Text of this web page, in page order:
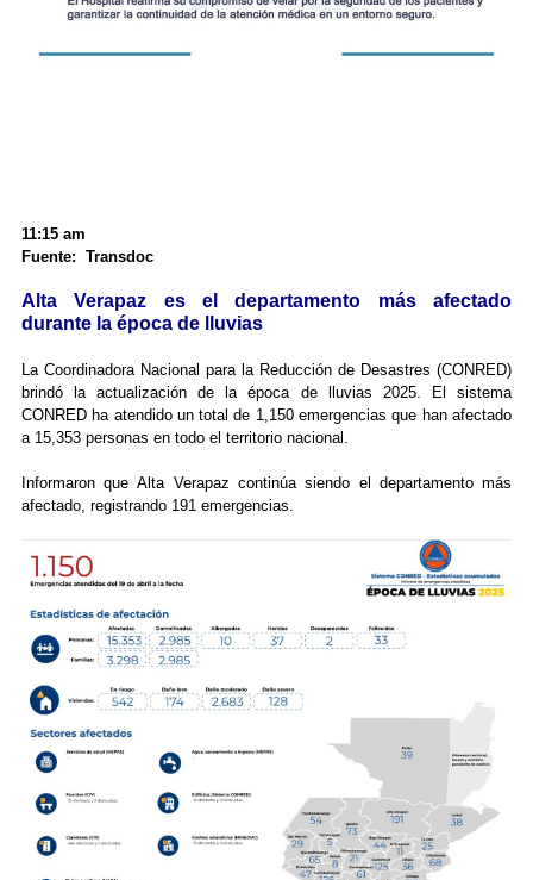
11:15 am
Fuente: Transdoc
Alta Verapaz es el departamento más afectado
durante la época de lluvias
La Coordinadora Nacional para la Reducción de Desastres (CONRED)
brindó la actualización de la época de lluvias 2025. El sistema
CONRED ha atendido un total de 1,150 emergencias que han afectado
a 15,353 personas en todo el territorio nacional.
Informaron que Alta Verapaz continúa siendo el departamento más
afectado, registrando 191 emergencias.